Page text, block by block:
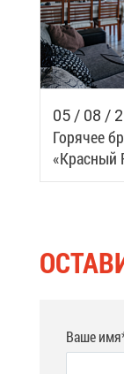
05 / 08 /
Го­ря­чее
«Крас­ный
Ваше